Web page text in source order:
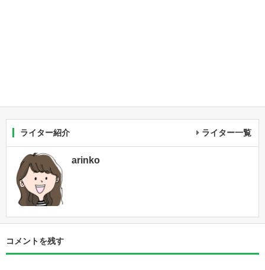
ライター紹介 ライター一覧
arinko
コメントを残す